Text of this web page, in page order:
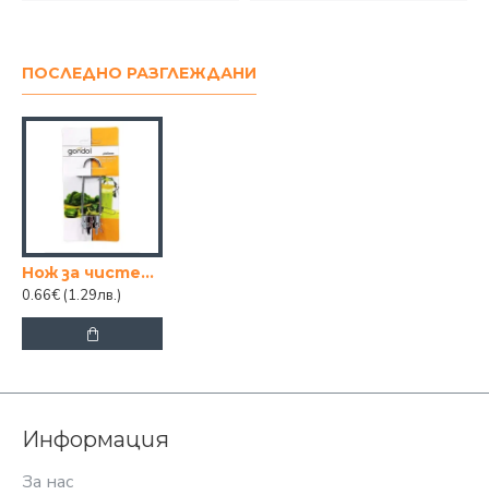
ПОСЛЕДНО РАЗГЛЕЖДАНИ
Нож за чистене на пипер
0.66€ (1.29лв.)
Информация
За нас